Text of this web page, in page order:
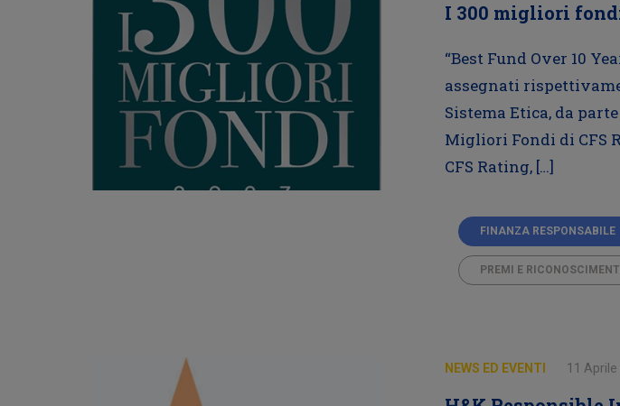
I 300 migliori
“Best Fund Over 10
assegnati
Sistema Etica, da
Migliori Fondi di CFS
CFS Rating, […]
FINANZA RESPONSABILE
PREMI E RICONOSCIMENTI
NEWS ED EVENTI 11 Aprile